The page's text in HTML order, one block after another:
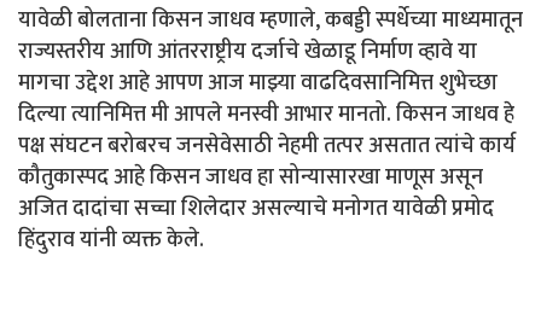
यावेळी बोलताना किसन जाधव म्हणाले, कबड्डी स्पर्धेच्या माध्यमातून
राज्यस्तरीय आणि आंतरराष्ट्रीय दर्जाचे खेळाडू निर्माण व्हावे या
मागचा उद्देश आहे आपण आज माझ्या वाढदिवसानिमित्त शुभेच्छा
दिल्या त्यानिमित्त मी आपले मनस्वी आभार मानतो. किसन जाधव हे
पक्ष संघटन बरोबरच जनसेवेसाठी नेहमी तत्पर असतात त्यांचे कार्य
कौतुकास्पद आहे किसन जाधव हा सोन्यासारखा माणूस असून
अजित दादांचा सच्चा शिलेदार असल्याचे मनोगत यावेळी प्रमोद
हिंदुराव यांनी व्यक्त केले.